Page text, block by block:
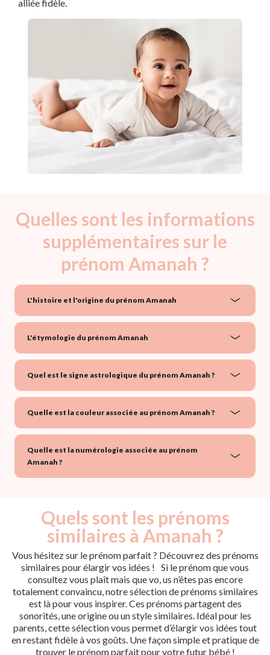
alliée fidèle.
Quelles sont les informations
supplémentaires sur le
prénom Amanah ?
L'histoire et l'origine du prénom Amanah
L'étymologie du prénom Amanah
Quel est le signe astrologique du prénom Amanah ?
Quelle est la couleur associée au prénom Amanah ?
Quelle est la numérologie associée au prénom
Amanah ?
Quels sont les prénoms
similaires à Amanah ?
Vous hésitez sur le prénom parfait ? Découvrez des prénoms
similaires pour élargir vos idées ! Si le prénom que vous
consultez vous plaît mais que vo, us n’êtes pas encore
totalement convaincu, notre sélection de prénoms similaires
est là pour vous inspirer. Ces prénoms partagent des
sonorités, une origine ou un style similaires. Idéal pour les
parents, cette sélection vous permet d’élargir vos idées tout
en restant fidèle à vos goûts. Une façon simple et pratique de
trouver le prénom parfait pour votre futur bébé !